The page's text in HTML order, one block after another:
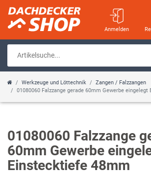
Anmelden
Werkzeuge und Löttechnik
Zangen / Falzzangen
01080060 Falzzange gerade 60mm Gewerbe
01080060 Falzzange
60mm Gewerbe
Einstecktiefe 48mm